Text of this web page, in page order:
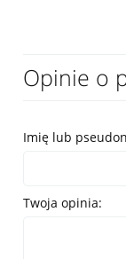
Opinie o
Imię lub
Twoja opinia: